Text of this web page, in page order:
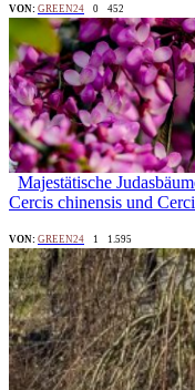
VON: GREEN24 0 452
Majestätische
Cercis chinensis und
VON: GREEN24 1 1.595